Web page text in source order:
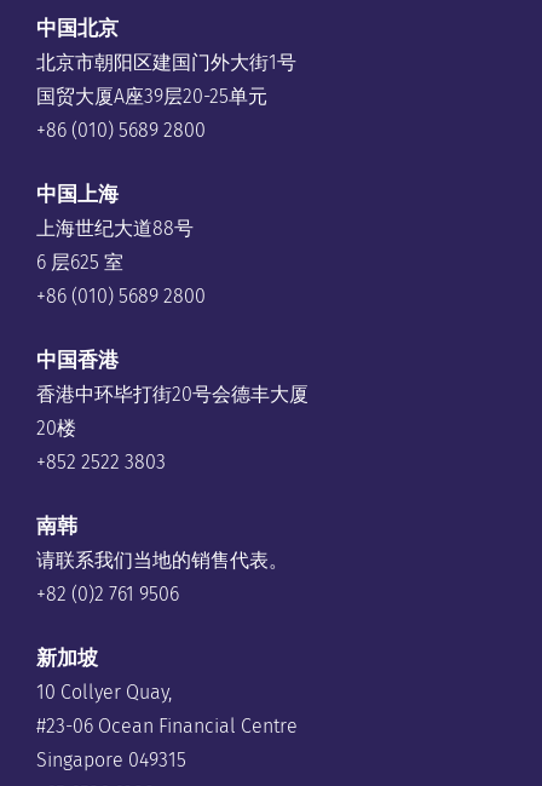
中国北京
北京市朝阳区建国门外大街1号
国贸大厦A座39层20-25单元
+86 (010) 5689 2800
中国上海
上海世纪大道88号
6 层625 室
+86 (010) 5689 2800
中国香港
香港中环毕打街20号会德丰大厦
20楼
+852 2522 3803
南韩
请联系我们当地的销售代表。
+82 (0)2 761 9506
新加坡
10 Collyer Quay,
#23-06 Ocean Financial Centre
Singapore 049315